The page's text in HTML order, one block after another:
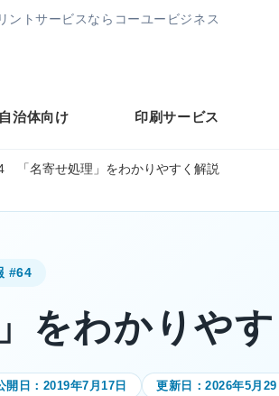
ントサービスならコーユービジネス
治体向け 印刷サービス
「名寄せ処理」をわかりやすく解説
#64
をわかりや
開日： 2019年7月17日 更新日：2026年5月29